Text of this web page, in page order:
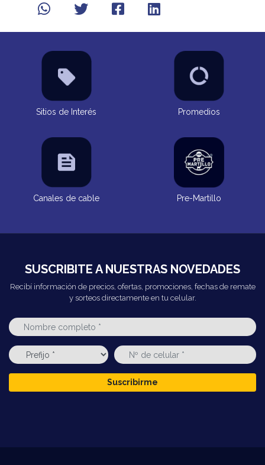
Sitios de Interés Promedios
Canales de cable Pre-Martillo
SUSCRIBITE A NUESTRAS NOVEDADES
Recibí información de precios, ofertas, promociones, fechas de remate
y sorteos directamente en tu celular.
Suscribirme